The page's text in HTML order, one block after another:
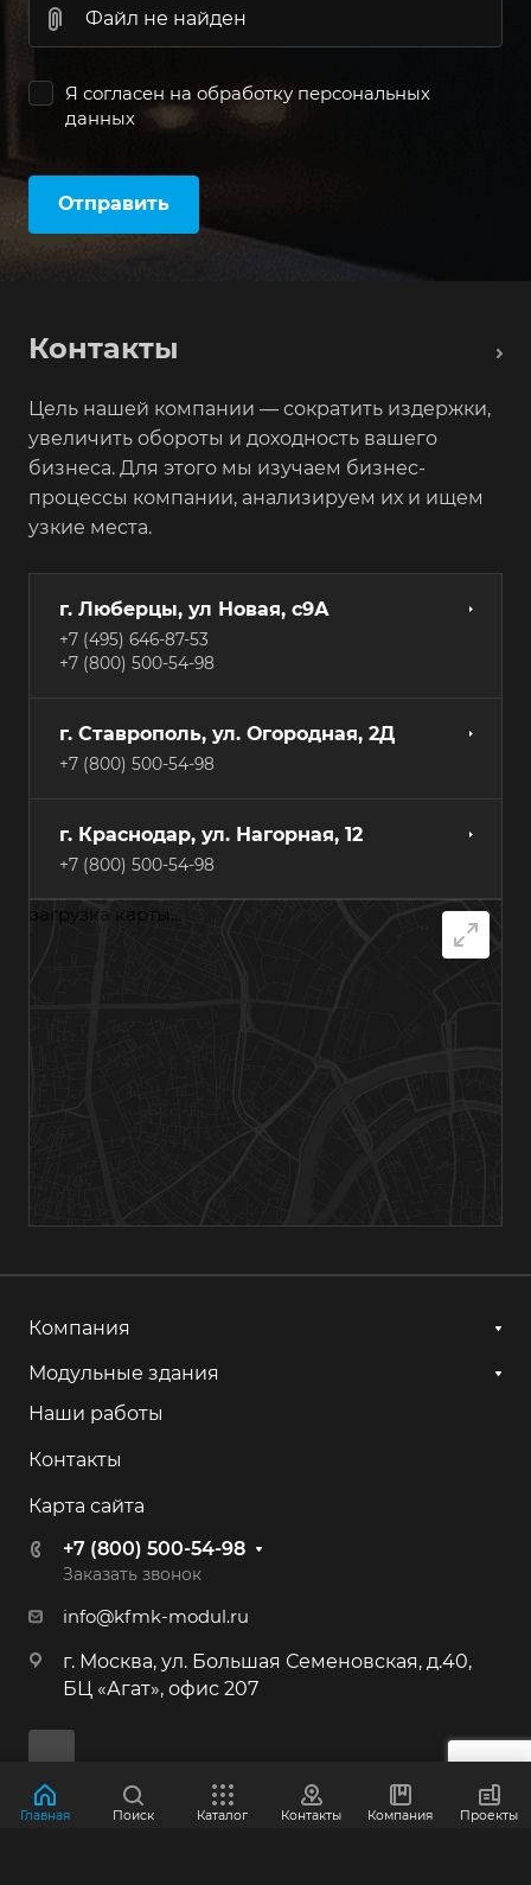
Файл не найден
Я согласен на обработку персональных
данных
Отправить
Контакты
Цель нашей компании — сократить издержки,
увеличить обороты и доходность вашего
бизнеса. Для этого мы изучаем бизнес-
процессы компании, анализируем их и ищем
узкие места.
г. Люберцы, ул Новая, с9А
+7 (495) 646-87-53
+7 (800) 500-54-98
г. Ставрополь, ул. Огородная, 2Д
+7 (800) 500-54-98
г. Краснодар, ул. Нагорная, 12
+7 (800) 500-54-98
г. Ижевск, ул. Аграрная, 13
+7 (800) 500-54-98
+7 (800) 500-54-98
г. Иркутск, ул. 2-я Батарейная, 53
+7 (800) 500-54-98
40
+7 (495) 646-87-53
г. Краснознаменск, Индустриальная,
д.3
загрузка карты...
Компания
Модульные здания
Наши работы
Контакты
Карта сайта
+7 (800) 500-54-98
Заказать звонок
info@kfmk-modul.ru
г. Москва, ул. Большая Семеновская, д.40,
БЦ «Агат», офис 207
Главная Поиск Каталог Контакты Компания Проекты